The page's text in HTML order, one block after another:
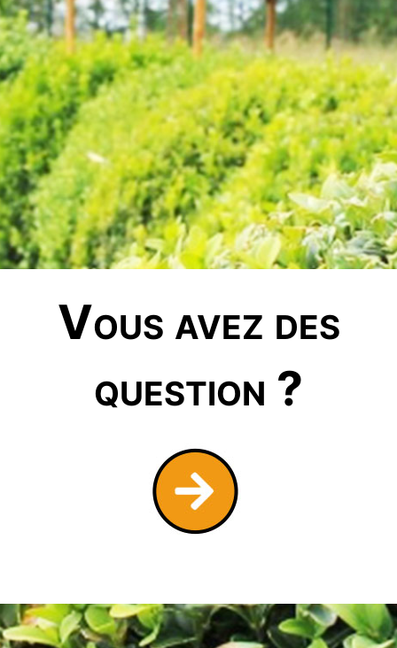
Vous avez des
question ?